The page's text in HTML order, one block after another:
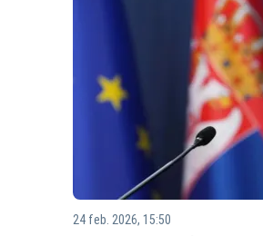
24 feb. 2026, 15:50